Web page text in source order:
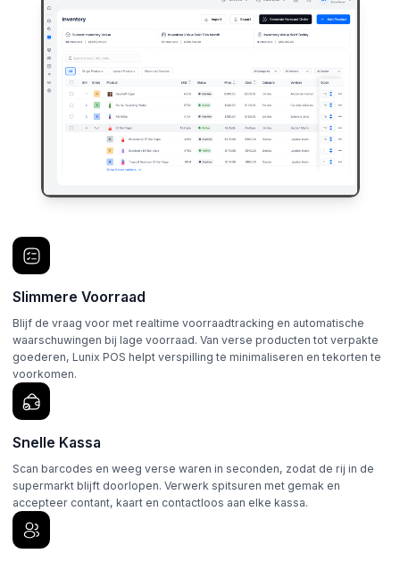
Slimmere Voorraad
Blijf de vraag voor met realtime voorraadtracking en automatische
waarschuwingen bij lage voorraad. Van verse producten tot verpakte
goederen, Lunix POS helpt verspilling te minimaliseren en tekorten te
voorkomen.
Snelle Kassa
Scan barcodes en weeg verse waren in seconden, zodat de rij in de
supermarkt blijft doorlopen. Verwerk spitsuren met gemak en
accepteer contant, kaart en contactloos aan elke kassa.